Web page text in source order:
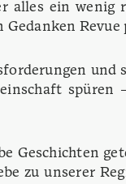
alles ein
und
Geschichten
zu unserer